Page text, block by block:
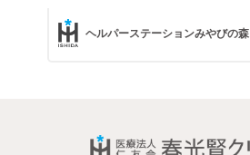
ヘルパーステーションみやびの森